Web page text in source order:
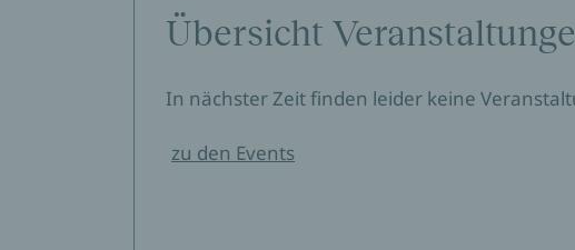
Übersicht
In nächster Zeit finden leider keine
zu den Events